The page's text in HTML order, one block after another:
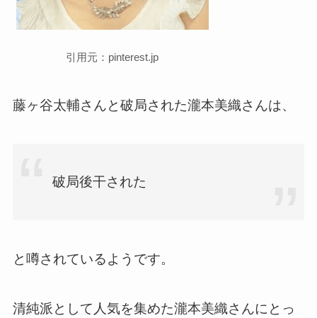
引用元：pinterest.jp
藤ヶ谷太輔さんと破局された瀧本美織さんは、
破局後干された
と噂されているようです。
清純派として人気を集めた瀧本美織さんにとっ